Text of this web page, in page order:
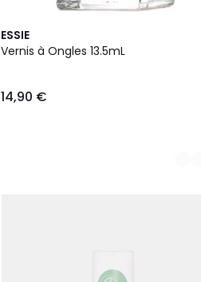
ESSIE
Vernis à Ongles 13.5mL
14,90 €
11
Couleurs